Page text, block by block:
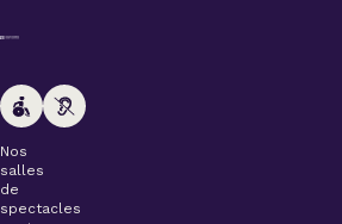
Nos
salles
de
spectacles